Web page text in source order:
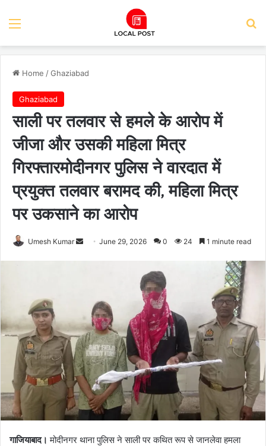
Menu
Home /Ghaziabad
Ghaziabad
साली पर तलवार से हमले के आरोप में
जीजा और उसकी महिला मित्र
गिरफ्तारमोदीनगर पुलिस ने वारदात में
प्रयुक्त तलवार बरामद की, महिला मित्र
पर उकसाने का आरोप
Umesh Kumar
SendJune 29, 2026 0 24 1 minute read
गाजियाबाद। मोदीनगर थाना पुलिस ने साली पर कथित रूप से जानलेवा हमला